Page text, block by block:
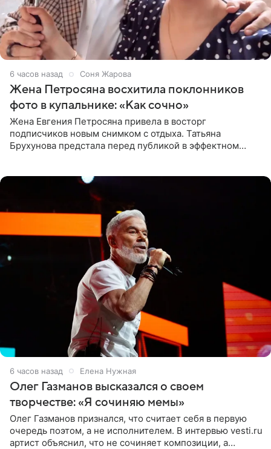
6 часов назад Соня Жарова
Жена Петросяна восхитила поклонников
фото в купальнике: «Как сочно»
Жена Евгения Петросяна привела в восторг
подписчиков новым снимком с отдыха. Татьяна
Брухунова предстала перед публикой в эффектном
6 часов назад Елена Нужная
Олег Газманов высказался о своем
творчестве: «Я сочиняю мемы»
Олег Газманов признался, что считает себя в первую
очередь поэтом, а не исполнителем. В интервью vesti.ru
артист объяснил, что не сочиняет композиции, а